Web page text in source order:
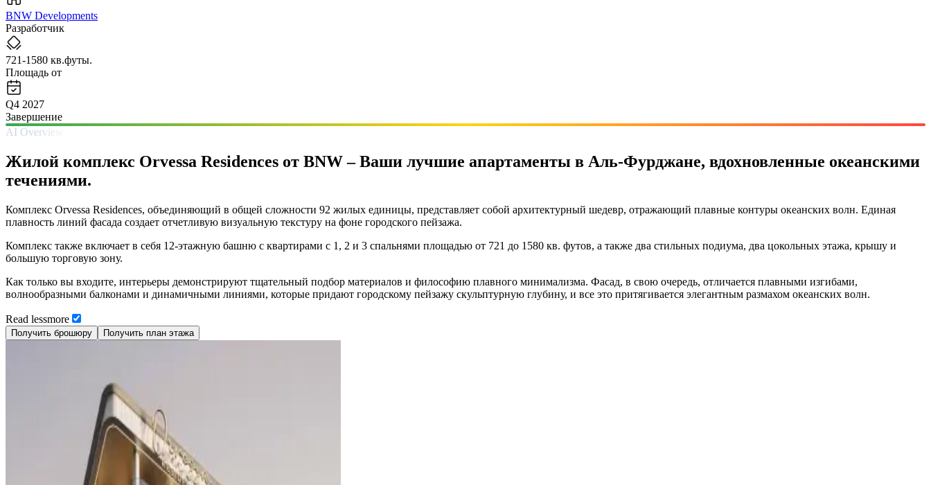
BNW Developments
Разработчик
721-1580 кв.футы.
Площадь от
Q4 2027
Завершение
AI Overview
Жилой комплекс Orvessa Residences от BNW – Ваши лучшие апартаменты в Аль-Фурджане, вдохновленные океанскими
течениями.
Комплекс Orvessa Residences, объединяющий в общей сложности 92 жилых единицы, представляет собой архитектурный шедевр, отражающий плавные контуры океанских волн. Единая
плавность линий фасада создает отчетливую визуальную текстуру на фоне городского пейзажа.
Комплекс также включает в себя 12-этажную башню с квартирами с 1, 2 и 3 спальнями площадью от 721 до 1580 кв. футов, а также два стильных подиума, два цокольных этажа, крышу и
большую торговую зону.
Как только вы входите, интерьеры демонстрируют тщательный подбор материалов и философию плавного минимализма. Фасад, в свою очередь, отличается плавными изгибами,
волнообразными балконами и динамичными линиями, которые придают городскому пейзажу скульптурную глубину, и все это притягивается элегантным размахом океанских волн.
Read lessmore
Получить брошюру Получить план этажа